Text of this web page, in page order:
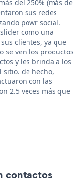
del 250% (más de
sus redes
powr social.
como una
clientes, ya que
se ven los productos
y les brinda a los
sitio. de hecho,
con las
2.5 veces más que
contactos